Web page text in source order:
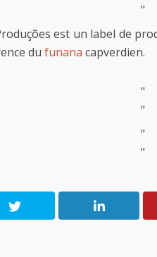
"
est un label de
du funana capverdien.
"
"
"
"